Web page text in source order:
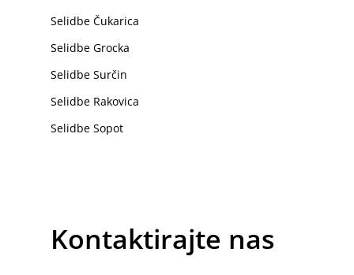
Selidbe Čukarica
Selidbe Grocka
Selidbe Surčin
Selidbe Rakovica
Selidbe Sopot
Kontaktirajte nas